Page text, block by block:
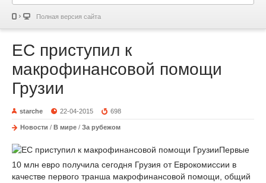
Полная версия сайта
ЕС приступил к
макрофинансовой помощи
Грузии
starche 22-04-2015 698
Новости / В мире / За рубежом
Первые
10 млн евро получила сегодня Грузия от Еврокомиссии в
качестве первого транша макрофинансовой помощи, общий